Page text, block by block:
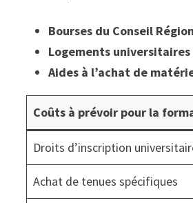
Bourses du Conseil
Logements universitaires
Aides à l’achat de
Coûts à prévoir pour la
Droits d’inscription
Achat de tenues spécifiques